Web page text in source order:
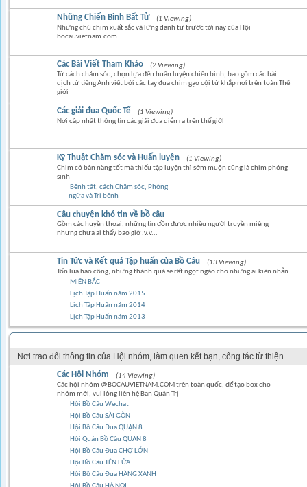
Những Chiến Binh Bất Tử
(1 Viewing)
Những chú chim xuất sắc và lừng danh từ trước tới nay của Hội
bocauvietnam.com
Các Bài Viết Tham Khảo
(2 Viewing)
Từ cách chăm sóc, chọn lựa đến huấn luyện chiến binh, bao gồm các bài
dịch từ tiếng Anh viết bởi các tay đua chim gạo cội từ khắp nơi trên toàn Thế
giới
Các giải đua Quốc Tế
(1 Viewing)
Nơi cập nhật thông tin các giải đua diễn ra trên thế giới
Kỹ Thuật Chăm sóc và Huấn luyện
(1 Viewing)
Chim có bản năng tốt mà thiếu tập luyện thì sớm muộn cũng là chim phóng
sinh
Bệnh tật, cách Chăm sóc, Phòng
ngừa và Trị bệnh
Câu chuyện khó tin về bồ câu
Gồm các huyền thoại, những tin đồn được nhiều người truyền miệng
nhưng chưa ai thấy bao giờ .v.v...
Tin Tức và Kết quả Tập huấn của Bồ Câu
(13 Viewing)
Tốn lúa hao công, nhưng thành quả sẽ rất ngọt ngào cho những ai kiên nhẫn
MIỀN BẮC
Lịch Tập Huấn năm 2015
Lịch Tập Huấn năm 2014
Lịch Tập Huấn năm 2013
Nơi trao đổi thông tin của Hội nhóm, làm quen kết bạn, công tác từ thiện...
Các Hội Nhóm
(14 Viewing)
Các hội nhóm @BOCAUVIETNAM.COM trên toàn quốc, để tạo box cho
nhóm mới, vui lòng liên hệ Ban Quản Trị
Hội Bồ Câu Wechat
Hội Bồ Câu SÀI GÒN
Hội Bồ Câu Đua QUẬN 8
Hội Quán Bồ Câu QUẬN 8
Hội Bồ Câu Đua CHỢ LỚN
Hội Bồ Câu TÊN LỬA
Hội Bồ Câu Đua HÀNG XANH